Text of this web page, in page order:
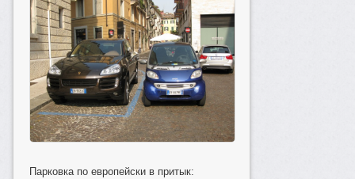
Парковка по европейски в притык: